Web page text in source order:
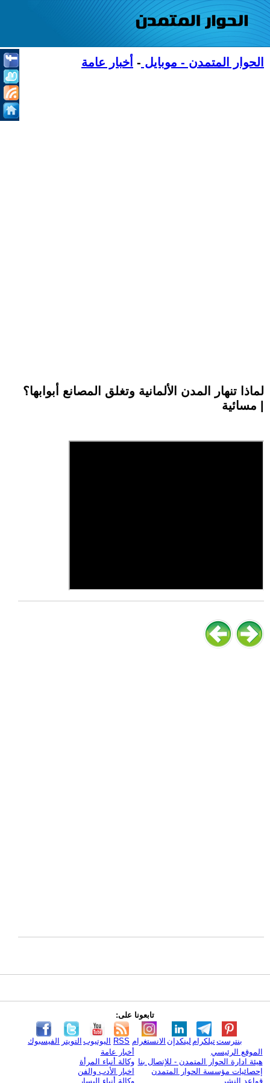
الحوار المتمدن - موبايل - أخبار عامة
لماذا تنهار المدن الألمانية وتغلق المصانع أبوابها؟
| مسائية
تابعونا على:
الفيسبوك التويتر اليوتيوب RSS الانستغرام لينكدإن تيلكرامبنترست
الموقع الرئيسي
هيئة ادارة الحوار المتمدن - للإتصال بنا
إحصائيات مؤسسة الحوار المتمدن
قواعد النشر
أخبار عامة
وكالة أنباء المرأة
اخبار الأدب والفن
وكالة أنباء اليسار